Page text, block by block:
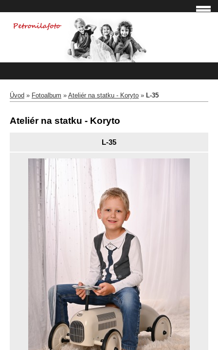
Úvod » Fotoalbum » Ateliér na statku - Koryto » L-35
Ateliér na statku - Koryto
L-35